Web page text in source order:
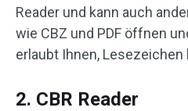
Reader und kann auch
wie CBZ und PDF öffnen
erlaubt Ihnen,
2. CBR Reader